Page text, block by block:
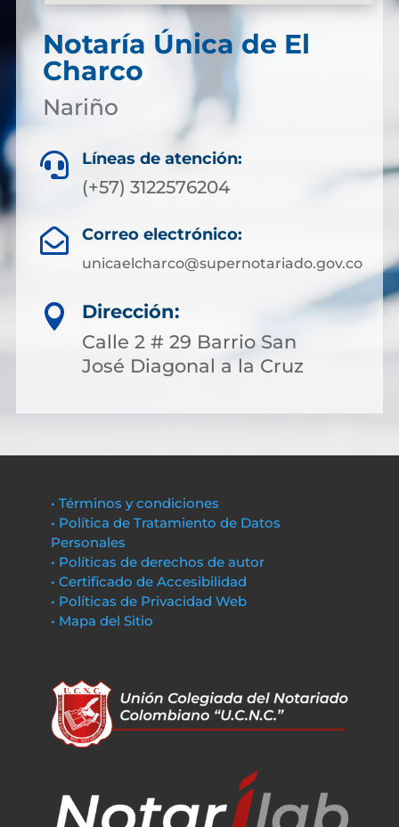
Notaría Única de El
Charco
Nariño
 Líneas de atención:
(+57) 3122576204
 Correo electrónico:
unicaelcharco@supernotariado.gov.co

Dirección:
Calle 2 # 29 Barrio San
José Diagonal a la Cruz
• Términos y condiciones
• Política de Tratamiento de Datos
Personales
• Políticas de derechos de autor
• Certificado de Accesibilidad
• Políticas de Privacidad Web
• Mapa del Sitio